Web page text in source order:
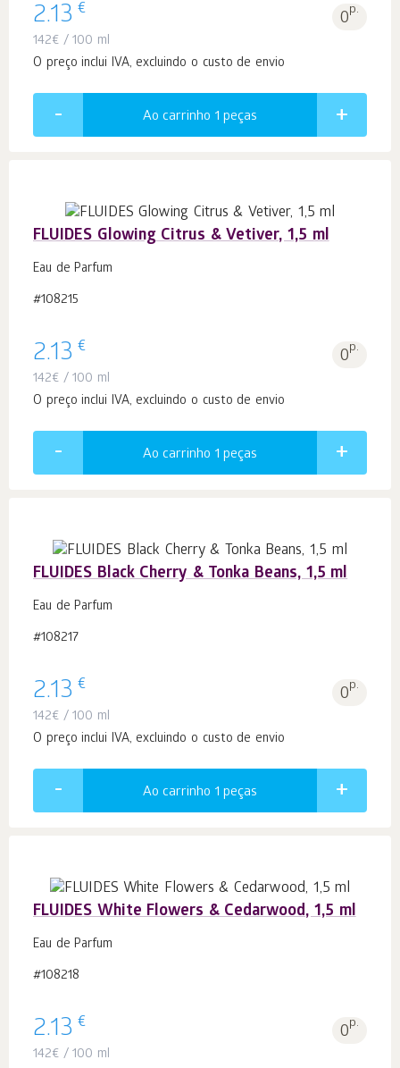
2.13 € 0p.
142€ / 100 ml
O preço inclui IVA, excluindo o custo de envio
Ao carrinho 1 peças
FLUIDES Glowing Citrus & Vetiver, 1,5 ml
Eau de Parfum
#108215
2.13 € 0p.
142€ / 100 ml
O preço inclui IVA, excluindo o custo de envio
Ao carrinho 1 peças
FLUIDES Black Cherry & Tonka Beans, 1,5 ml
Eau de Parfum
#108217
2.13 € 0p.
142€ / 100 ml
O preço inclui IVA, excluindo o custo de envio
Ao carrinho 1 peças
FLUIDES White Flowers & Cedarwood, 1,5 ml
Eau de Parfum
#108218
2.13 € 0p.
142€ / 100 ml